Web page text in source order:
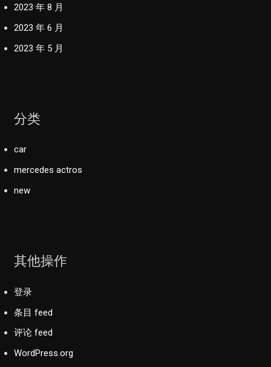
2023 年 8 月
2023 年 6 月
2023 年 5 月
分类
car
mercedes actros
new
其他操作
登录
条目 feed
评论 feed
WordPress.org